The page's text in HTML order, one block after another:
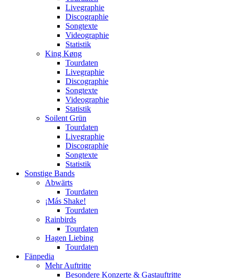
Livegraphie
Discographie
Songtexte
Videographie
Statistik
King Køng
Tourdaten
Livegraphie
Discographie
Songtexte
Videographie
Statistik
Soilent Grün
Tourdaten
Livegraphie
Discographie
Songtexte
Statistik
Sonstige Bands
Abwärts
Tourdaten
¡Más Shake!
Tourdaten
Rainbirds
Tourdaten
Hagen Liebing
Tourdaten
Fänpedia
Mehr Auftritte
Besondere Konzerte & Gastauftritte